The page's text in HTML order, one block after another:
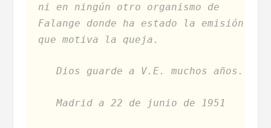
ni en ningún otro organismo de
Falange donde ha estado la emisión
que motiva la queja.
Dios guarde a V.E. muchos años.
Madrid a 22 de junio de 1951